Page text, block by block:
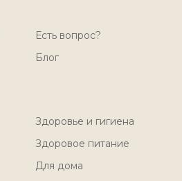
Есть вопрос?
Блог
Здоровье и гигиена
Здоровое питание
Для дома